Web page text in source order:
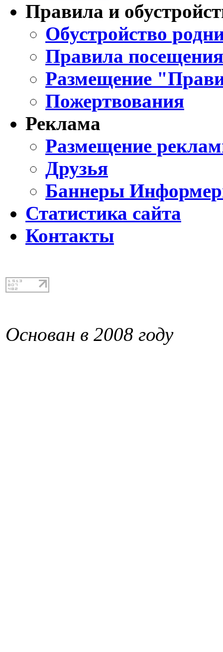
Правила и
Обустройство
Правила
Размещение
Пожертвования
Реклама
Размещение
Друзья
Баннеры
Статистика сайта
Контакты
Основан в 2008 году